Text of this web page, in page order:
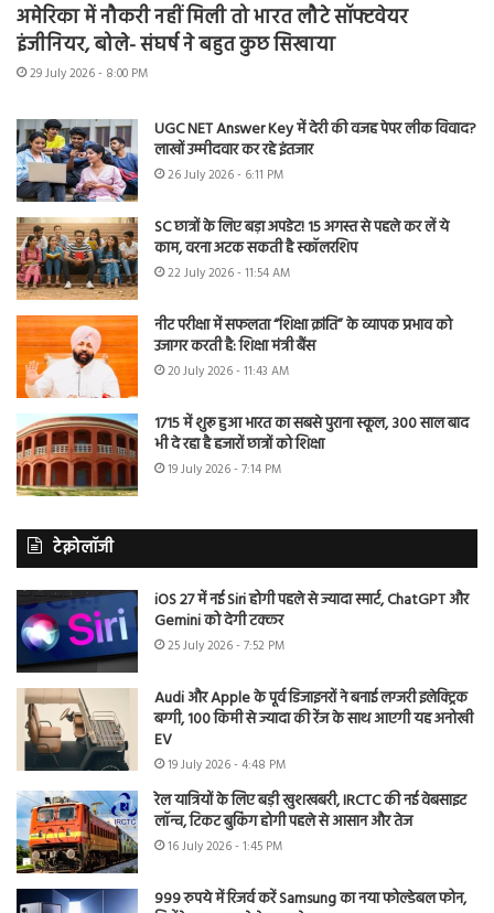
अमेरिका में नौकरी नहीं मिली तो भारत लौटे सॉफ्टवेयर
इंजीनियर, बोले- संघर्ष ने बहुत कुछ सिखाया
29 July 2026 - 8:00 PM
UGC NET Answer Key में देरी की वजह पेपर लीक विवाद?
लाखों उम्मीदवार कर रहे इंतजार
26 July 2026 - 6:11 PM
SC छात्रों के लिए बड़ा अपडेट! 15 अगस्त से पहले कर लें ये
काम, वरना अटक सकती है स्कॉलरशिप
22 July 2026 - 11:54 AM
नीट परीक्षा में सफलता “शिक्षा क्रांति” के व्यापक प्रभाव को
उजागर करती है: शिक्षा मंत्री बैंस
20 July 2026 - 11:43 AM
1715 में शुरू हुआ भारत का सबसे पुराना स्कूल, 300 साल बाद
भी दे रहा है हजारों छात्रों को शिक्षा
19 July 2026 - 7:14 PM
टेक्नोलॉजी
iOS 27 में नई Siri होगी पहले से ज्यादा स्मार्ट, ChatGPT और
Gemini को देगी टक्कर
25 July 2026 - 7:52 PM
Audi और Apple के पूर्व डिजाइनरों ने बनाई लग्जरी इलेक्ट्रिक
बग्गी, 100 किमी से ज्यादा की रेंज के साथ आएगी यह अनोखी
EV
19 July 2026 - 4:48 PM
रेल यात्रियों के लिए बड़ी खुशखबरी, IRCTC की नई वेबसाइट
लॉन्च, टिकट बुकिंग होगी पहले से आसान और तेज
16 July 2026 - 1:45 PM
999 रुपये में रिजर्व करें Samsung का नया फोल्डेबल फोन,